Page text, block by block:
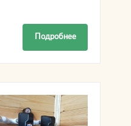
Подробнее